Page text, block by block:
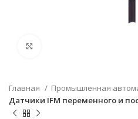
Главная Промышленная
Датчики IFM переменного и